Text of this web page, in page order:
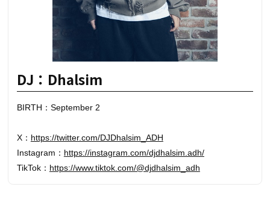
DJ：Dhalsim
BIRTH：September 2
X： https://twitter.com/DJDhalsim_ADH
Instagram： https://instagram.com/djdhalsim.adh/
TikTok： https://www.tiktok.com/@djdhalsim_adh